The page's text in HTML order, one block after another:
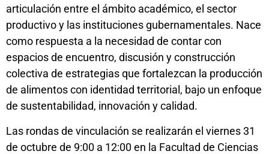
articulación entre el ámbito académico, el sector
productivo y las instituciones gubernamentales. Nace
como respuesta a la necesidad de contar con
espacios de encuentro, discusión y construcción
colectiva de estrategias que fortalezcan la producción
de alimentos con identidad territorial, bajo un enfoque
de sustentabilidad, innovación y calidad.
Las rondas de vinculación se realizarán el viernes 31
de octubre de 9:00 a 12:00 en la Facultad de Ciencias